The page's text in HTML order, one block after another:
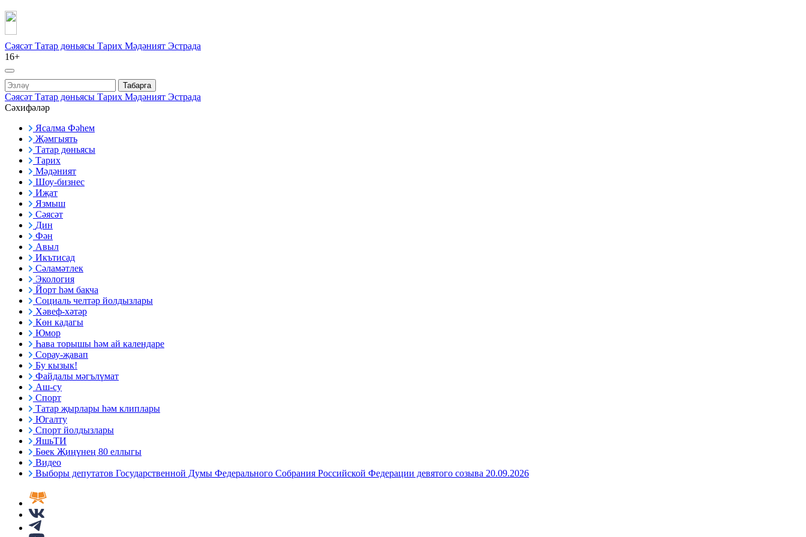
Сәясәт Татар дөньясы Тарих Мәдәният Эстрада
16+
Табарга
Сәясәт Татар дөньясы Тарих Мәдәният Эстрада
Сәхифәләр
Ясалма Фәһем
Җәмгыять
Татар дөньясы
Тарих
Мәдәният
Шоу-бизнес
Иҗат
Язмыш
Сәясәт
Дин
Фән
Авыл
Икътисад
Сәламәтлек
Экология
Йорт һәм бакча
Социаль челтәр йолдызлары
Хәвеф-хәтәр
Көн кадагы
Юмор
Һава торышы һәм ай календаре
Сорау-җавап
Бу кызык!
Файдалы мәгълүмат
Аш-су
Спорт
Татар җырлары һәм клиплары
Югалту
Спорт йолдызлары
ЯшьТИ
Бөек Җиңүнең 80 еллыгы
Видео
Выборы депутатов Государственной Думы Федерального Собрания Российской Федерации девятого созыва 20.09.2026